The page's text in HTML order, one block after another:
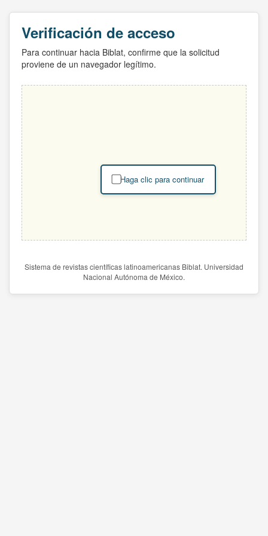
Verificación de acceso
Para continuar hacia Biblat, confirme que la solicitud
proviene de un navegador legítimo.
Haga clic para continuar
Sistema de revistas científicas latinoamericanas Biblat. Universidad
Nacional Autónoma de México.